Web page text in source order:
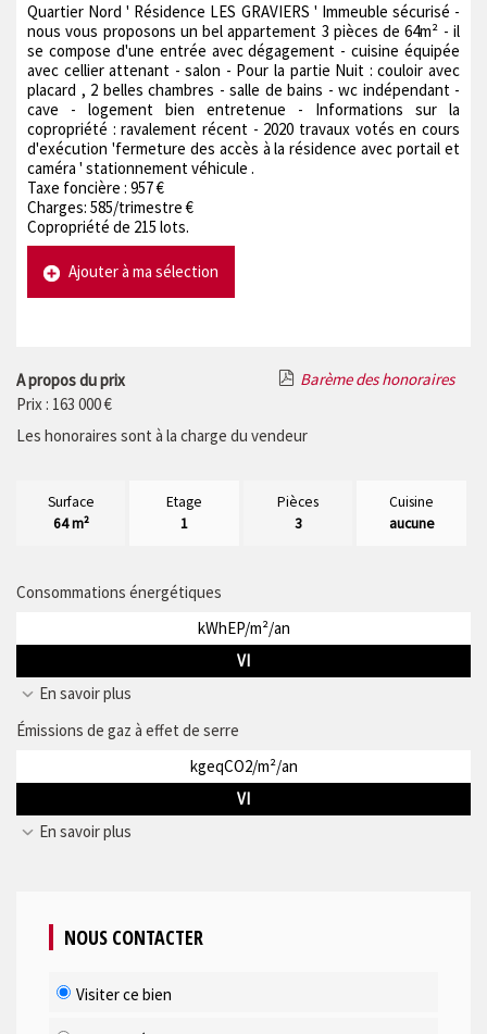
Quartier Nord ' Résidence LES GRAVIERS ' Immeuble sécurisé -
nous vous proposons un bel appartement 3 pièces de 64m² - il
se compose d'une entrée avec dégagement - cuisine équipée
avec cellier attenant - salon - Pour la partie Nuit : couloir avec
placard , 2 belles chambres - salle de bains - wc indépendant -
cave - logement bien entretenue - Informations sur la
copropriété : ravalement récent - 2020 travaux votés en cours
d'exécution 'fermeture des accès à la résidence avec portail et
caméra ' stationnement véhicule .
Taxe foncière : 957 €
Charges: 585/trimestre €
Copropriété de 215 lots.
Ajouter à ma sélection
A propos du prix
Barème des honoraires
Prix : 163 000 €
Les honoraires sont à la charge du vendeur
Surface
64 m²
Etage
1
Pièces
3
Cuisine
aucune
Consommations énergétiques
kWhEP/m²/an
VI
En savoir plus
Émissions de gaz à effet de serre
kgeqCO2/m²/an
VI
En savoir plus
NOUS CONTACTER
Visiter ce bien